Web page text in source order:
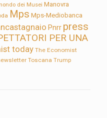
dei Musei Manovra
Mps Mps-Mediobanca
Pnrr press
PER UNA
today The Economist
Toscana Trump